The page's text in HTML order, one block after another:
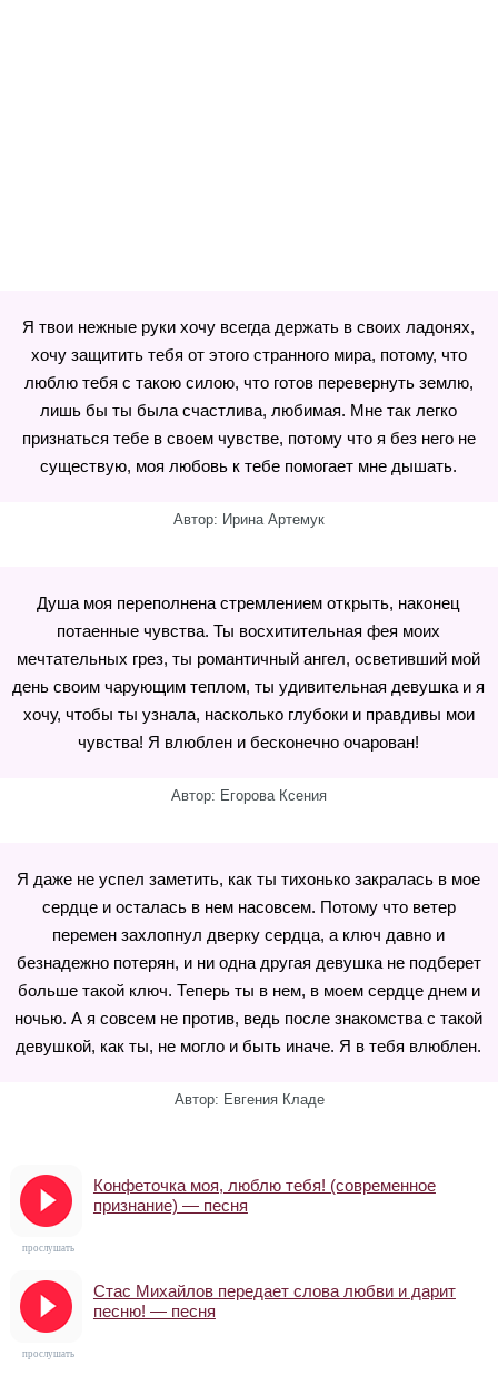
Я твои нежные руки хочу всегда держать в своих ладонях,
хочу защитить тебя от этого странного мира, потому, что
люблю тебя с такою силою, что готов перевернуть землю,
лишь бы ты была счастлива, любимая. Мне так легко
признаться тебе в своем чувстве, потому что я без него не
существую, моя любовь к тебе помогает мне дышать.
Автор: Ирина Артемук
Душа моя переполнена стремлением открыть, наконец
потаенные чувства. Ты восхитительная фея моих
мечтательных грез, ты романтичный ангел, осветивший мой
день своим чарующим теплом, ты удивительная девушка и я
хочу, чтобы ты узнала, насколько глубоки и правдивы мои
чувства! Я влюблен и бесконечно очарован!
Автор: Егорова Ксения
Я даже не успел заметить, как ты тихонько закралась в мое
сердце и осталась в нем насовсем. Потому что ветер
перемен захлопнул дверку сердца, а ключ давно и
безнадежно потерян, и ни одна другая девушка не подберет
больше такой ключ. Теперь ты в нем, в моем сердце днем и
ночью. А я совсем не против, ведь после знакомства с такой
девушкой, как ты, не могло и быть иначе. Я в тебя влюблен.
Автор: Евгения Кладе
Конфеточка моя, люблю тебя! (современное
признание) — песня
прослушать
Стас Михайлов передает слова любви и дарит
песню! — песня
прослушать